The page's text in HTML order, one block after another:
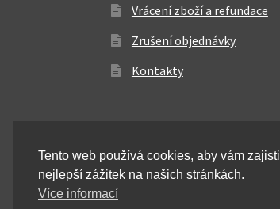
Vrácení zboží a refundace
Zrušení objednávky
Kontakty
Tento web používá cookies, aby vám zajistil
nejlepší zážitek na našich stránkách.
Více informací